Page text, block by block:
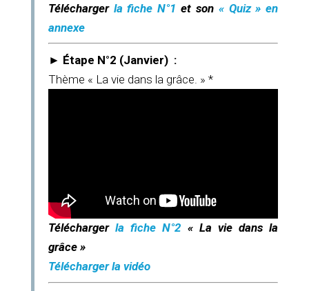
Télécharger la fiche N°1 et son « Quiz » en
annexe
► Étape N°2 (Janvier) :
Thème « La vie dans la grâce. » *
Télécharger la fiche N°2 « La vie dans la
grâce »
Télécharger la vidéo